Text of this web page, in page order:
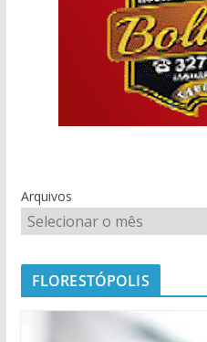
Arquivos
FLORESTÓPOLIS